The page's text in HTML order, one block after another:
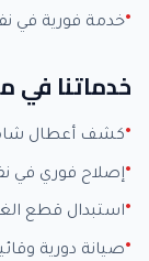
خدمة فورية في
خدماتنا في
كشف أعطال
إصلاح فوري في
استبدال قطع
صيانة دورية